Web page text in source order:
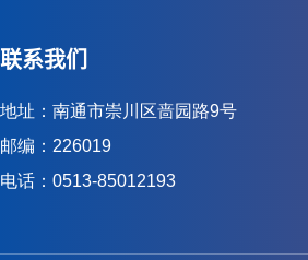
联系我们
地址：南通市崇川区啬园路9号
邮编：226019
电话：0513-85012193